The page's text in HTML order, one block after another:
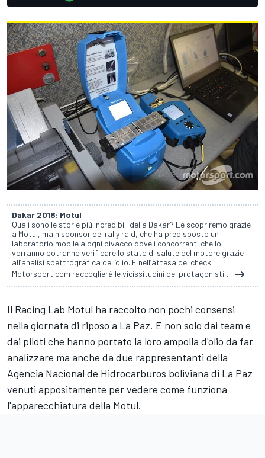
Dakar 2018: Motul
Quali sono le storie più incredibili della Dakar? Le scopriremo grazie
a Motul, main sponsor del rally raid, che ha predisposto un
laboratorio mobile a ogni bivacco dove i concorrenti che lo
vorranno potranno verificare lo stato di salute del motore grazie
all’analisi spettrografica dell’olio. E nell’attesa del check
Motorsport.com raccoglierà le vicissitudini dei protagonisti…
Il Racing Lab Motul ha raccolto non pochi consensi
nella giornata di riposo a La Paz. E non solo dai team e
dai piloti che hanno portato la loro ampolla d'olio da far
analizzare ma anche da due rappresentanti della
Agencia Nacional de Hidrocarburos boliviana di La Paz
venuti appositamente per vedere come funziona
l'apparecchiatura della Motul.